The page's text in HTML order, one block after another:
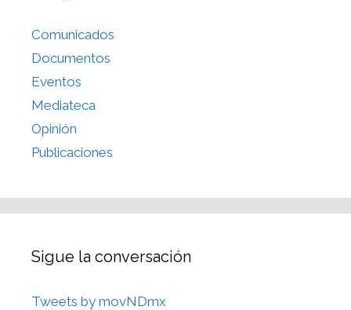
Comunicados
Documentos
Eventos
Mediateca
Opinión
Publicaciones
Sigue la conversación
Tweets by movNDmx